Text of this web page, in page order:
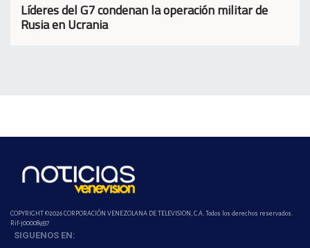
Líderes del G7 condenan la operación militar de
Rusia en Ucrania
COPYRIGHT ©2026 CORPORACIÓN VENEZOLANA DE TELEVISION, C.A. Todos los derechos reservados.
Rif-j000089337
SIGUENOS EN: